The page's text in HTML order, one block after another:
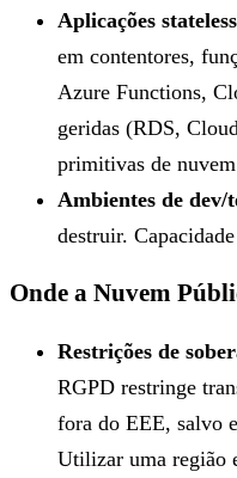
Aplicações
em contentores,
Azure Functions,
geridas (RDS,
primitivas de
Ambientes de dev/
destruir.
Onde a Nuvem
Restrições de
RGPD restringe
fora do EEE, salvo
Utilizar uma região